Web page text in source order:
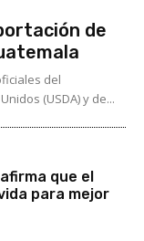
de
del
(USDA) y de...
que el
para mejor